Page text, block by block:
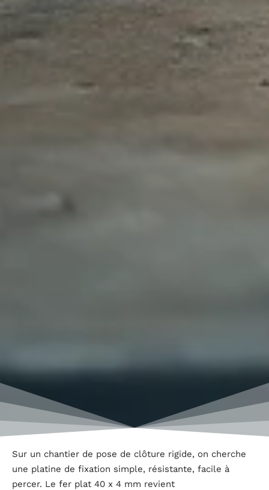
Sur un chantier de pose de clôture rigide, on cherche
une platine de fixation simple, résistante, facile à
percer. Le fer plat 40 x 4 mm revient